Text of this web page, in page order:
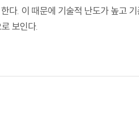
다. 이 때문에 기술적 난도가 높고
보인다.